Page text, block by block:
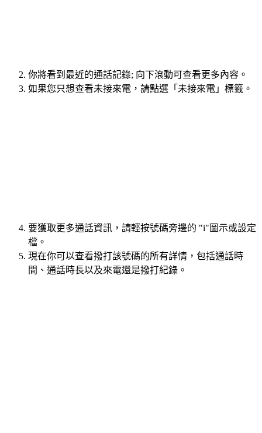
你將看到最近的通話記錄; 向下滾動可查看更多內容。
如果您只想查看未接來電，請點選「未接來電」標籤。
要獲取更多通話資訊，請輕按號碼旁邊的 "i"圖示或設定
檔。
現在你可以查看撥打該號碼的所有詳情，包括通話時
間、通話時長以及來電還是撥打紀錄。